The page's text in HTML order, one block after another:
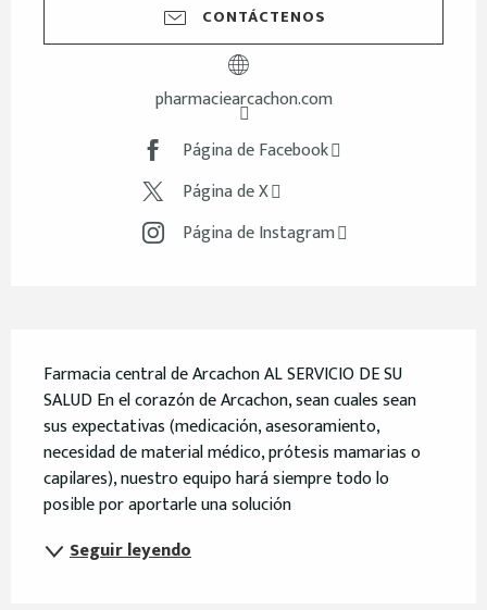
CONTÁCTENOS
pharmaciearcachon.com
Página de Facebook
Página de X
Página de Instagram
Farmacia central de Arcachon AL SERVICIO DE SU
SALUD En el corazón de Arcachon, sean cuales sean
sus expectativas (medicación, asesoramiento,
necesidad de material médico, prótesis mamarias o
capilares), nuestro equipo hará siempre todo lo
posible por aportarle una solución
Seguir leyendo